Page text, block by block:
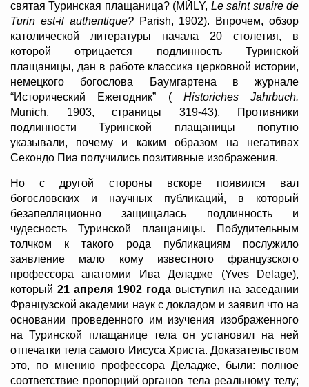
святая Туринская плащаница? (MЙLY, Le saint suaire de
Turin est-il authentique? Parish, 1902). Впрочем, обзор
католической литературы начала 20 столетия, в
которой отрицается подлинность Туринской
плащаницы, дан в работе классика церковной истории,
немецкого богослова Баумгартена в журнале
“Исторический Ежегодник” ( Historiches Jahrbuch.
Munich, 1903, страницы 319-43). Противники
подлинности Туринской плащаницы попутно
указывали, почему и каким образом на негативах
Секондо Пиа получились позитивные изображения.
Но с другой стороны вскоре появился вал
богословских и научных публикаций, в который
безапелляционно защищалась подлинность и
чудесность Туринской плащаницы. Побудительным
толчком к такого рода публикациям послужило
заявление мало кому известного французского
профессора анатомии Ива Деладже (Yves Delage),
который 21 апреля 1902 года выступил на заседании
Французской академии наук с докладом и заявил что на
основании проведенного им изучения изображенного
на Туринской плащанице тела он установил на ней
отпечатки тела самого Иисуса Христа. Доказательством
это, по мнению профессора Деладже, были: полное
соответствие пропорций органов тела реальному телу;